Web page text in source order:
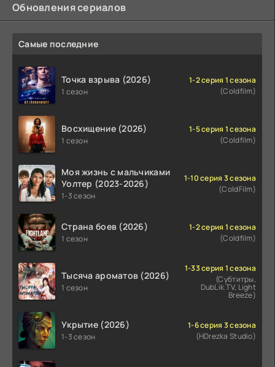
Обновления сериалов
Самые последние
Точка взрыва (2026)
1 сезон
1-2 серия 1 сезона
(Coldfilm)
Восхищение (2026)
1 сезон
1-5 серия 1 сезона
(Coldfilm)
Моя жизнь с мальчиками
Уолтер (2023-2026)
1-3 сезон
1-10 серия 3 сезона
(ColdFilm)
Страна боев (2026)
1 сезон
1-2 серия 1 сезона
(Coldfilm)
Тысяча ароматов (2026)
1 сезон
1-33 серия 1 сезона
(Субтитры,
DubLik.TV, Light
Breeze)
Укрытие (2026)
1-3 сезон
1-6 серия 3 сезона
(HDrezka Studio)